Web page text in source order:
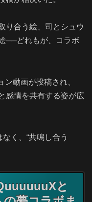
り合う絵、司とシュウ
──どれもが、コラボ
動画が投稿され、
感情を共有する姿が広
く、“共鳴し合う
と